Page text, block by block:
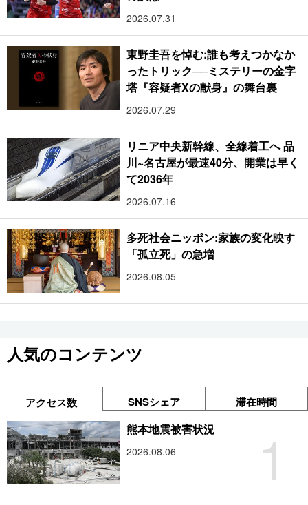
2026.07.31
東野圭吾を悼む:誰も考えつかなか
ったトリック──ミステリーの金字
塔『容疑者Xの献身』の舞台裏
2026.07.29
リニア中央新幹線、全線着工へ 品
川~名古屋が最速40分、開業は早く
て2036年
2026.07.16
多死社会ニッポン:家族の変化映す
「孤立死」の急増
2026.08.05
人気のコンテンツ
アクセス数 SNSシェア 滞在時間
1
熊本地震被害状況
2026.08.06